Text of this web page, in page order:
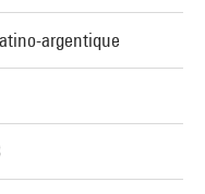
argentique